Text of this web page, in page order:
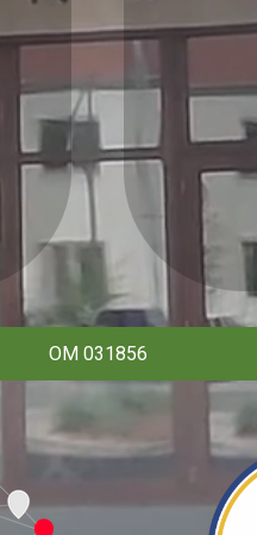
OM 031856